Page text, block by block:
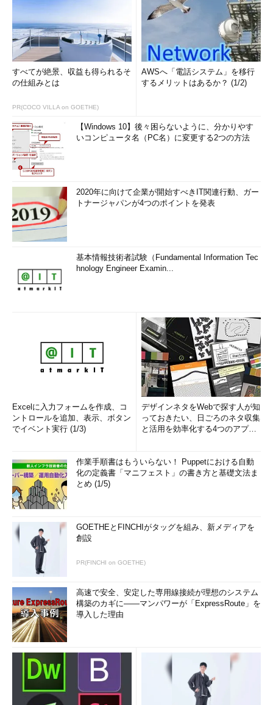
すべてが絶景、収益も得られるそ
の仕組みとは
PR(COCO VILLA on GOETHE)
AWSへ「電話システム」を移行
するメリットはあるか？ (1/2)
【Windows 10】後々困らないように、分かりやす
いコンピュータ名（PC名）に変更する2つの方法
2020年に向けて企業が開始すべきIT関連行動、ガー
トナージャパンが4つのポイントを発表
基本情報技術者試験（Fundamental Information Tec
hnology Engineer Examin...
Excelに入力フォームを作成、コ
ントロールを追加、表示、ボタン
でイベント実行 (1/3)
デザインネタをWebで探す人が知
っておきたい、日ごろのネタ収集
と活用を効率化する4つのアプリ
作業手順書はもういらない！ Puppetにおける自動
化の定義書「マニフェスト」の書き方と基礎文法ま
とめ (1/5)
GOETHEとFINCHIがタッグを組み、新メディアを
創設
PR(FINCHI on GOETHE)
高速で安全、安定した専用線接続が理想のシステム
構築のカギに――マンパワーが「ExpressRoute」を
導入した理由